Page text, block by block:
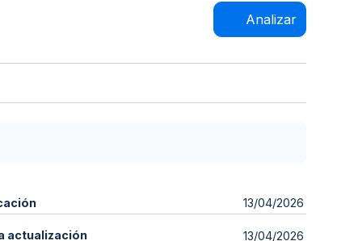
Analizar
13/04/2026
actualización 13/04/2026